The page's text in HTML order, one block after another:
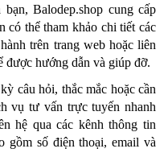
Balodep.shop cung cấp
có thể tham khảo chi tiết các
trên trang web hoặc liên
được hướng dẫn và giúp đỡ.
câu hỏi, thắc mắc hoặc cần
vụ tư vấn trực tuyến nhanh
hệ qua các kênh thông tin
gồm số điện thoại, email và